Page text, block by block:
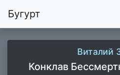
Бугурт
Виталий
Конклав